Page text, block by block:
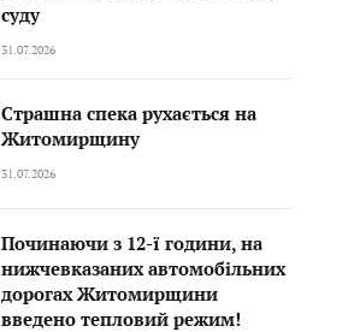
суду
31.07.2026
Страшна спека рухається на
Житомирщину
31.07.2026
Починаючи з 12-ї години, на
нижчевказаних автомобільних
дорогах Житомирщини
введено тепловий режим!